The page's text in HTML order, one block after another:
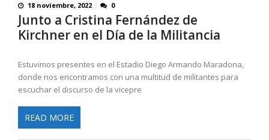
18 noviembre, 2022 0
Junto a Cristina Fernández de
Kirchner en el Día de la Militancia
Estuvimos presentes en el Estadio Diego Armando Maradona,
donde nos encontramos con una multitud de militantes para
escuchar el discurso de la vicepre
READ MORE